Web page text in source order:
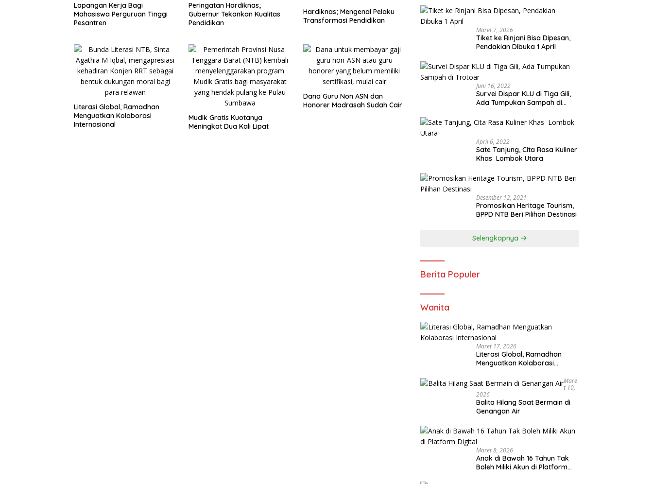
Lapangan Kerja Bagi
Mahasiswa Perguruan Tinggi
Pesantren
Peringatan Hardiknas;
Gubernur Tekankan Kualitas
Pendidikan
Hardiknas; Mengenal Pelaku
Transformasi Pendidikan
Literasi Global, Ramadhan
Menguatkan Kolaborasi
Internasional
Mudik Gratis Kuotanya
Meningkat Dua Kali Lipat
Dana Guru Non ASN dan
Honorer Madrasah Sudah Cair
Maret 7, 2026
Tiket ke Rinjani Bisa Dipesan,
Pendakian Dibuka 1 April
Juni 16, 2022
Survei Dispar KLU di Tiga Gili,
Ada Tumpukan Sampah di
April 6, 2022
Sate Tanjung, Cita Rasa Kuliner
Khas Lombok Utara
Desember 12, 2021
Promosikan Heritage Tourism,
BPPD NTB Beri Pilihan Destinasi
Selengkapnya
Berita Populer
Wanita
Maret 17, 2026
Literasi Global, Ramadhan
Menguatkan Kolaborasi
Mare
T 10,
2026
Balita Hilang Saat Bermain di
Genangan Air
Maret 8, 2026
Anak di Bawah 16 Tahun Tak
Boleh Miliki Akun di Platform